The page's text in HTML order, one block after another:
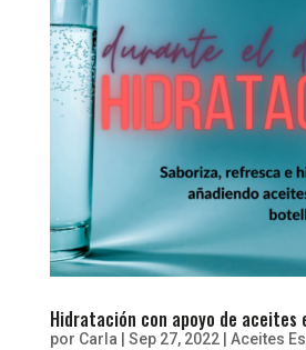
Hidratación con apoyo de aceites
por Carla Sep 27, 2022| Aceites